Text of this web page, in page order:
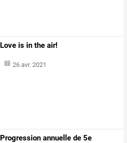
Love is in the air!
26 avr. 2021
Progression annuelle de 5e